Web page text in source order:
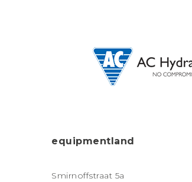
equipmentland
Smirnoffstraat 5a